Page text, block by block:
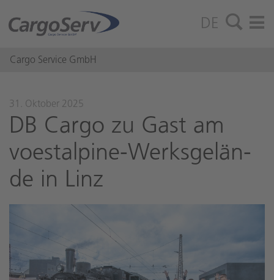
DE
Cargo Service GmbH
31. Oktober 2025
DB Cargo zu Gast am
voestal­pi­ne-Werks­ge­län­
de in Linz